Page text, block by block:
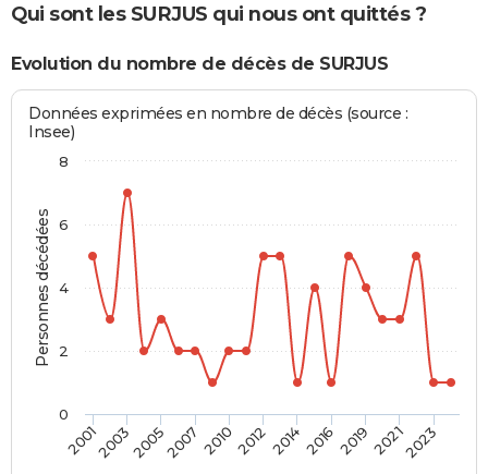
Qui sont les SURJUS qui nous ont quittés ?
Evolution du nombre de décès de SURJUS
Personnes décédées
Données exprimées en nombre de décès (source :
Insee)
2001200320052007 2010201220142016201920212023
0
2
4
6
8